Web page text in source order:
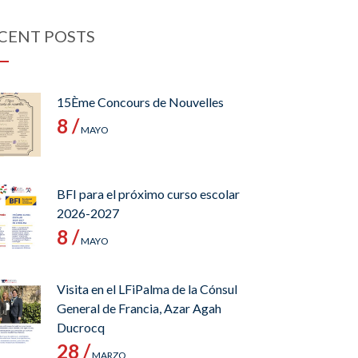
POSTS
15Ème Concours de Nouvelles
8 /MAYO
BFI para el próximo curso escolar
2026-2027
8 /MAYO
Visita en el LFiPalma de la Cónsul
General de Francia, Azar Agah
Ducrocq
28 /MARZO